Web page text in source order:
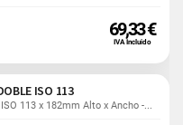
69,33 €
IVA Incluido
ISO 113
113 x 182mm Alto x Ancho -...